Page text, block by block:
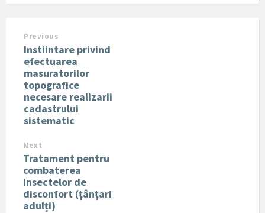
Previous
Instiintare privind
efectuarea
masuratorilor
topografice
necesare realizarii
cadastrului
sistematic
Next
Tratament pentru
combaterea
insectelor de
disconfort (țânțari
adulți)